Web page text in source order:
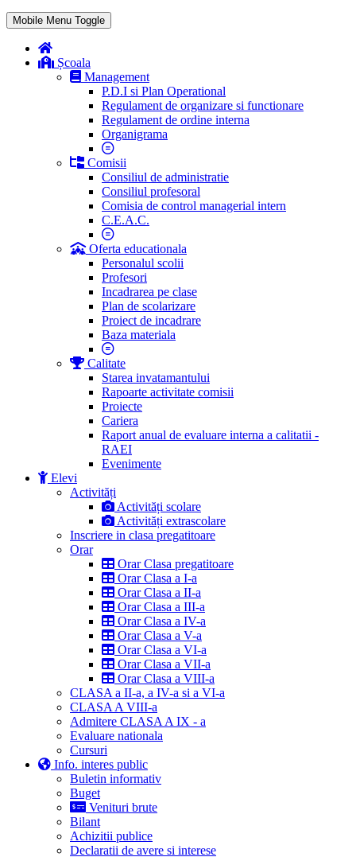
Mobile Menu Toggle
Școala
Management
P.D.I si Plan Operational
Regulament de organizare si functionare
Regulament de ordine interna
Organigrama
Comisii
Consiliul de administratie
Consiliul profesoral
Comisia de control managerial intern
C.E.A.C.
Oferta educationala
Personalul scolii
Profesori
Incadrarea pe clase
Plan de scolarizare
Proiect de incadrare
Baza materiala
Calitate
Starea invatamantului
Rapoarte activitate comisii
Proiecte
Cariera
Raport anual de evaluare interna a calitatii -
RAEI
Evenimente
Elevi
Activități
Activități scolare
Activități extrascolare
Inscriere in clasa pregatitoare
Orar
Orar Clasa pregatitoare
Orar Clasa a I-a
Orar Clasa a II-a
Orar Clasa a III-a
Orar Clasa a IV-a
Orar Clasa a V-a
Orar Clasa a VI-a
Orar Clasa a VII-a
Orar Clasa a VIII-a
CLASA a II-a, a IV-a si a VI-a
CLASA A VIII-a
Admitere CLASA A IX - a
Evaluare nationala
Cursuri
Info. interes public
Buletin informativ
Buget
Venituri brute
Bilant
Achizitii publice
Declaratii de avere si interese